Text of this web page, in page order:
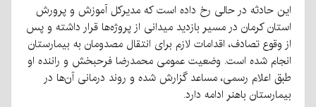
این حادثه در حالی رخ داده است که مدیرکل آموزش و پرورش
استان کرمان در مسیر بازدید میدانی از پروژه‌ها قرار داشته و پس
از وقوع تصادف، اقدامات لازم برای انتقال مصدومان به بیمارستان
انجام شده است. وضعیت عمومی محمدرضا فرحبخش و راننده او
طبق اعلام رسمی، مساعد گزارش شده و روند درمانی آن‌ها در
بیمارستان باهنر ادامه دارد.